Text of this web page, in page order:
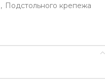
, Подстольного крепежа